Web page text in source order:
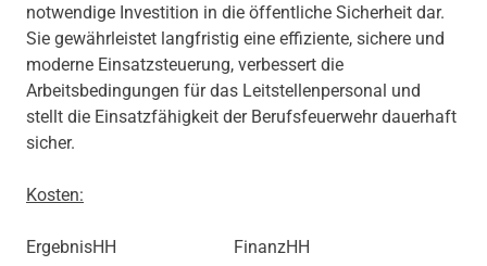
notwendige Investition in die öffentliche Sicherheit dar.
Sie gewährleistet langfristig eine effiziente, sichere und
moderne Einsatzsteuerung, verbessert die
Arbeitsbedingungen für das Leitstellenpersonal und
stellt die Einsatzfähigkeit der Berufsfeuerwehr dauerhaft
sicher.
Kosten:
ErgebnisHH FinanzHH